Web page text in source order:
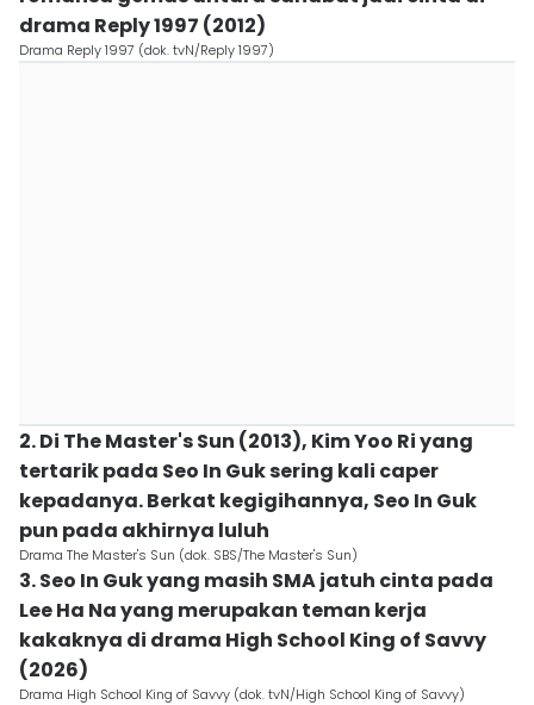
drama Reply 1997 (2012)
Drama Reply 1997 (dok. tvN/Reply 1997)
2. Di The Master's Sun (2013), Kim Yoo Ri yang
tertarik pada Seo In Guk sering kali caper
kepadanya. Berkat kegigihannya, Seo In Guk
pun pada akhirnya luluh
Drama The Master's Sun (dok. SBS/The Master's Sun)
3. Seo In Guk yang masih SMA jatuh cinta pada
Lee Ha Na yang merupakan teman kerja
kakaknya di drama High School King of Savvy
(2026)
Drama High School King of Savvy (dok. tvN/High School King of Savvy)